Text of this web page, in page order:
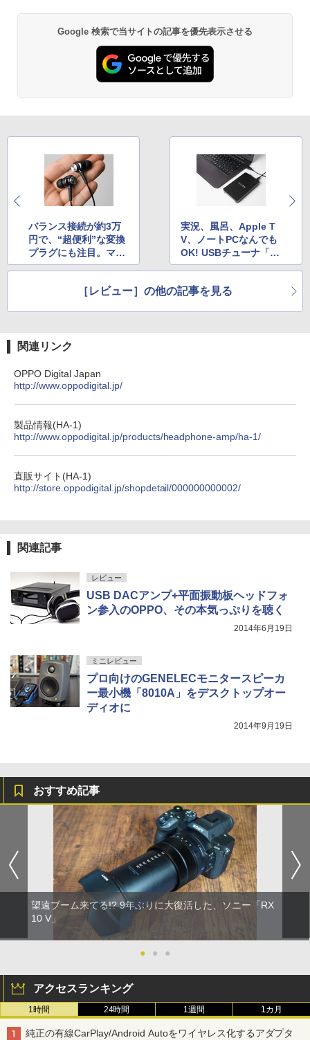
Google 検索で当サイトの記事を優先表示させる
バランス接続が約3万
円で、“超便利”な変換
プラグにも注目。マク
セル「RF550B」を聴
実況、風呂、Apple T
V、ノートPCなんでも
OK! USBチューナ「PI
X-DT295」を試す
［レビュー］の他の記事を見る
関連リンク
OPPO Digital Japan
http://www.oppodigital.jp/
製品情報(HA-1)
http://www.oppodigital.jp/products/headphone-amp/ha-1/
直販サイト(HA-1)
http://store.oppodigital.jp/shopdetail/000000000002/
関連記事
レビュー
USB DACアンプ+平面振動板ヘッドフォ
ン参入のOPPO、その本気っぷりを聴く
2014年6月19日
ミニレビュー
プロ向けのGENELECモニタースピーカ
ー最小機「8010A」をデスクトップオー
ディオに
2014年9月19日
おすすめ記事
望遠ブーム来てる!? 9年ぶりに大復活した、ソニー「RX
10 V」
● ● ●
アクセスランキング
1時間 24時間 1週間 1カ月
純正の有線CarPlay/Android Autoをワイヤレス化するアダプタ